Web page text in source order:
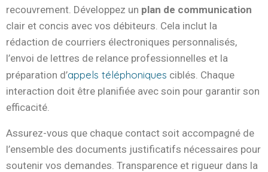
recouvrement. Développez un plan de communication
clair et concis avec vos débiteurs. Cela inclut la
rédaction de courriers électroniques personnalisés,
l’envoi de lettres de relance professionnelles et la
préparation d’appels téléphoniques ciblés. Chaque
interaction doit être planifiée avec soin pour garantir son
efficacité.
Assurez-vous que chaque contact soit accompagné de
l’ensemble des documents justificatifs nécessaires pour
soutenir vos demandes. Transparence et rigueur dans la